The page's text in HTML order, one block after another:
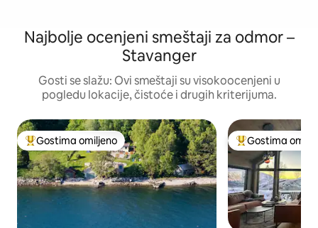
Najbolje ocenjeni smeštaji za odmor –
Stavanger
Gosti se slažu: Ovi smeštaji su visokoocenjeni u
pogledu lokacije, čistoće i drugih kriterijuma.
Najuspešniji među gostima omiljenim
Gostima omiljeno Najuspešniji
Gostima